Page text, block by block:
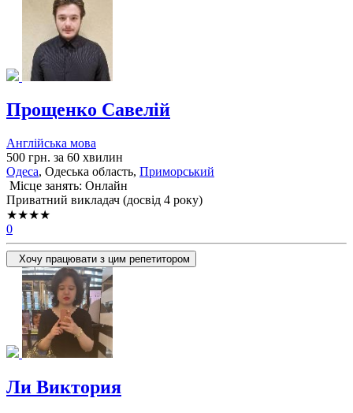
Прощенко Савелій
Англійська мова
500 грн. за 60 хвилин
Одеса, Одеська область, Приморський
Місце занять: Онлайн
Приватний викладач (досвід 4 року)
★★★★
0
Хочу працювати з цим репетитором
Ли Виктория